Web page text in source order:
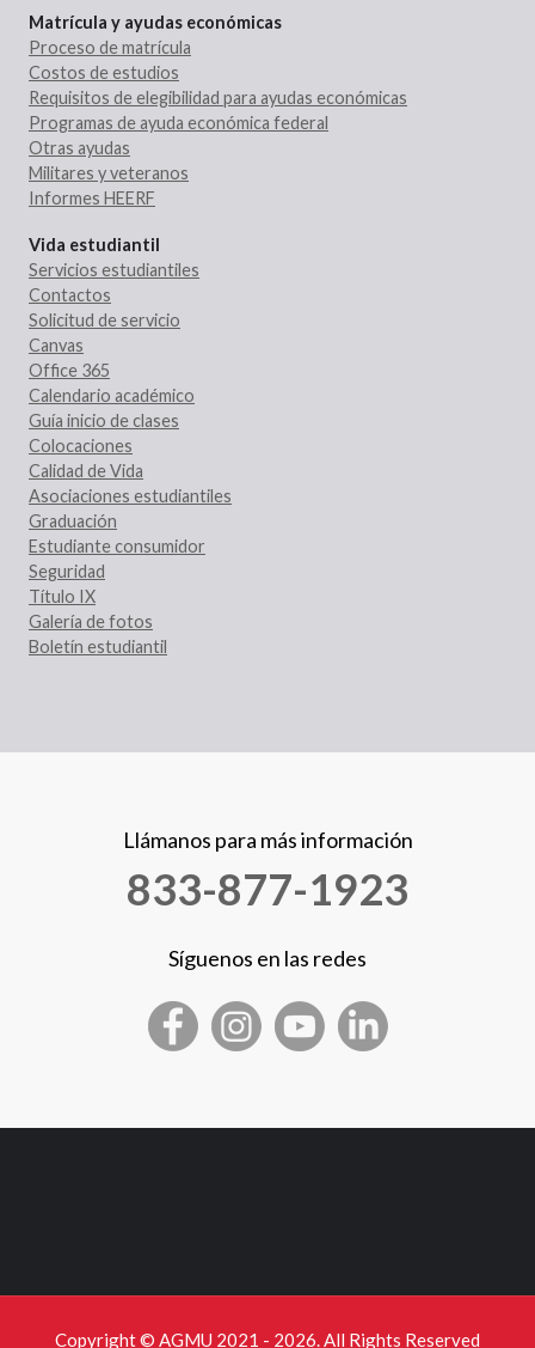
Matrícula y ayudas económicas
Proceso de matrícula
Costos de estudios
Requisitos de elegibilidad para ayudas económicas
Programas de ayuda económica federal
Otras ayudas
Militares y veteranos
Informes HEERF
Vida estudiantil
Servicios estudiantiles
Contactos
Solicitud de servicio
Canvas
Office 365
Calendario académico
Guía inicio de clases
Colocaciones
Calidad de Vida
Asociaciones estudiantiles
Graduación
Estudiante consumidor
Seguridad
Título IX
Galería de fotos
Boletín estudiantil
Llámanos para más información
833-877-1923
Síguenos en las redes
Copyright © AGMU 2021 - 2026. All Rights Reserved